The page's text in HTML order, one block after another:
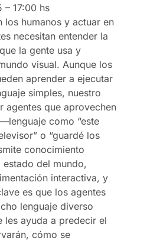
– 17:00 hs
los humanos y actuar en
necesitan entender la
la gente usa y
visual. Aunque los
aprender a ejecutar
simples, nuestro
agentes que aprovechen
como “este
o “guardé los
conocimiento
del mundo,
interactiva, y
es que los agentes
lenguaje diverso
les ayuda a predecir el
cómo se